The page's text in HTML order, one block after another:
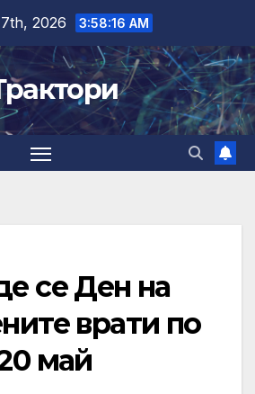
2026 3:58:17 AM
се Ден на
врати по
май